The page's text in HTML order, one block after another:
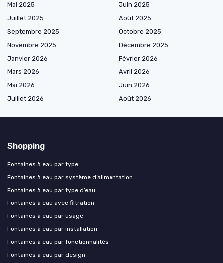
Mai 2025
Juin 2025
Juillet 2025
Août 2025
Septembre 2025
Octobre 2025
Novembre 2025
Décembre 2025
Janvier 2026
Février 2026
Mars 2026
Avril 2026
Mai 2026
Juin 2026
Juillet 2026
Août 2026
Shopping
Fontaines à eau par type
Fontaines à eau par système d’alimentation
Fontaines à eau par type d’eau
Fontaines à eau avec filtration
Fontaines à eau par usage
Fontaines à eau par installation
Fontaines à eau par fonctionnalités
Fontaines à eau par design